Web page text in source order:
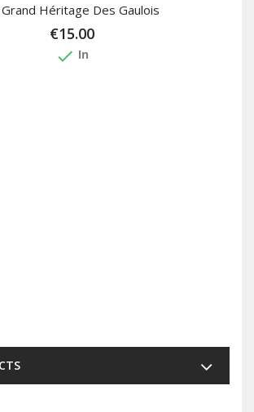
Héritage Des Gaulois
€15.00
done In